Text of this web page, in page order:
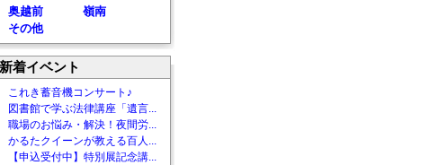
奥越前
嶺南
その他
新着イベント
これき蓄音機コンサート♪
図書館で学ぶ法律講座「遺言...
職場のお悩み・解決！夜間労...
かるたクイーンが教える百人...
【申込受付中】特別展記念講...